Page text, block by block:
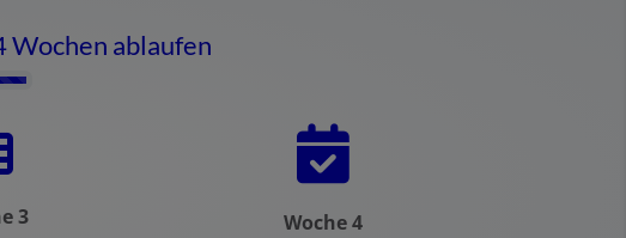
Wochen ablaufen
Fortschritt von 0
3 Woche 4